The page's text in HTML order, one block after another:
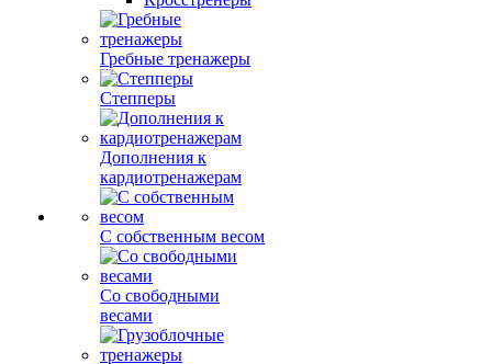
Гребные тренажеры
Степперы
Дополнения к
кардиотренажерам
С собственным весом
Со свободными
весами